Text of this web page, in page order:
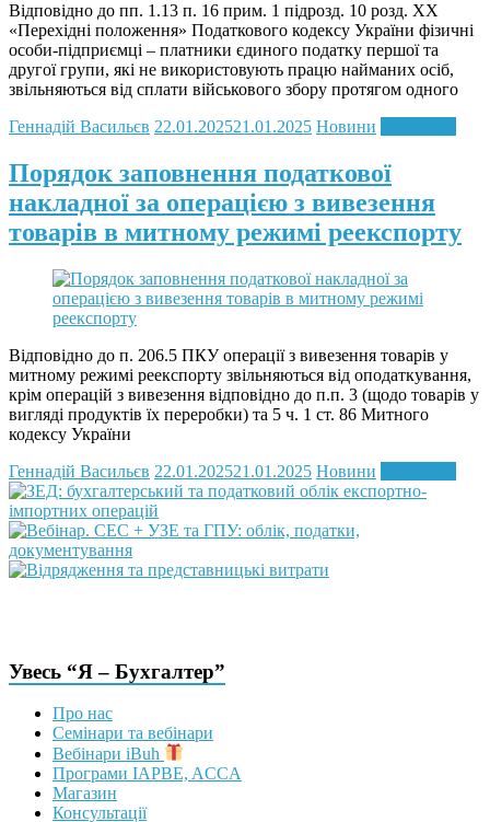
Відповідно до пп. 1.13 п. 16 прим. 1 підрозд. 10 розд. XX
«Перехідні положення» Податкового кодексу України фізичні
особи-підприємці – платники єдиного податку першої та
другої групи, які не використовують працю найманих осіб,
звільняються від сплати військового збору протягом одного
Геннадій Васильєв 22.01.202521.01.2025 Новини
Порядок заповнення податкової
накладної за операцією з вивезення
товарів в митному режимі реекспорту
Відповідно до п. 206.5 ПКУ операції з вивезення товарів у
митному режимі реекспорту звільняються від оподаткування,
крім операцій з вивезення відповідно до п.п. 3 (щодо товарів у
вигляді продуктів їх переробки) та 5 ч. 1 ст. 86 Митного
кодексу України
Геннадій Васильєв 22.01.202521.01.2025 Новини
Увесь “Я – Бухгалтер”
Про нас
Семінари та вебінари
Вебінари iBuh
Програми IAPBE, ACCA
Магазин
Консультації